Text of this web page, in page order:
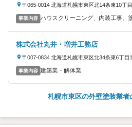
〒065-0014 北海道札幌市東区北14条東10丁
事業内容 ハウスクリーニング、内装工事、
株式会社丸井・増井工務店
〒007-0834 北海道札幌市東区北34条東6丁目
事業内容 建築業・解体業
札幌市東区の外壁塗装業者